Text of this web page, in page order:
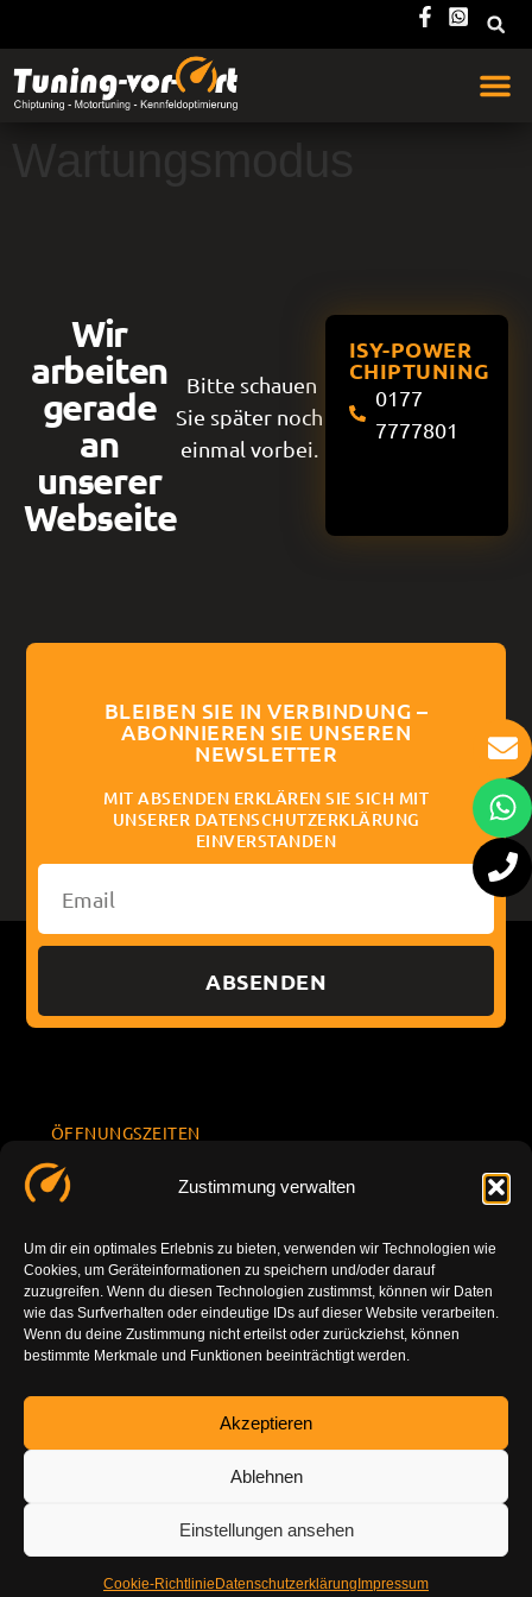
Zustimmung verwalten
Um dir ein optimales Erlebnis zu bieten, verwenden wir Technologien wie
Cookies, um Geräteinformationen zu speichern und/oder darauf
zuzugreifen. Wenn du diesen Technologien zustimmst, können wir Daten
wie das Surfverhalten oder eindeutige IDs auf dieser Website verarbeiten.
Wenn du deine Zustimmung nicht erteilst oder zurückziehst, können
bestimmte Merkmale und Funktionen beeinträchtigt werden.
Akzeptieren
Ablehnen
Einstellungen ansehen
Cookie-Richtlinie Datenschutzerklärung Impressum
Wartungsmodus
Wir
arbeiten
gerade
an
unserer
Webseite
Bitte schauen
Sie später noch
einmal vorbei.
ISY-POWER
CHIPTUNING
0177
7777801
BLEIBEN SIE IN VERBINDUNG –
ABONNIEREN SIE UNSEREN
NEWSLETTER
MIT ABSENDEN ERKLÄREN SIE SICH MIT
UNSERER DATENSCHUTZERKLÄRUNG
EINVERSTANDEN
ABSENDEN
ÖFFNUNGSZEITEN
Sa. 10.00 -
14.00
So.
geschlossen
INFORMATION
7777801
info@tuning-
vor-ort.com
DE-86179
g
Impressu
m